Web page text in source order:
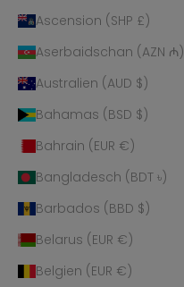
Ascension (SHP £)
Aserbaidschan (AZN ₼)
Australien (AUD $)
Bahamas (BSD $)
Bahrain (EUR €)
Bangladesch (BDT ৳)
Barbados (BBD $)
Belarus (EUR €)
Belgien (EUR €)